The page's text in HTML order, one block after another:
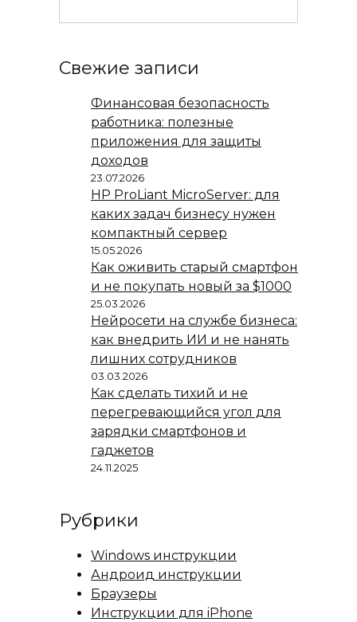
Свежие записи
Финансовая безопасность
работника: полезные
приложения для защиты
доходов
23.07.2026
HP ProLiant MicroServer: для
каких задач бизнесу нужен
компактный сервер
15.05.2026
Как оживить старый смартфон
и не покупать новый за $1000
25.03.2026
Нейросети на службе бизнеса:
как внедрить ИИ и не нанять
лишних сотрудников
03.03.2026
Как сделать тихий и не
перегревающийся угол для
зарядки смартфонов и
гаджетов
24.11.2025
Рубрики
Windows инструкции
Андроид инструкции
Браузеры
Инструкции для iPhone